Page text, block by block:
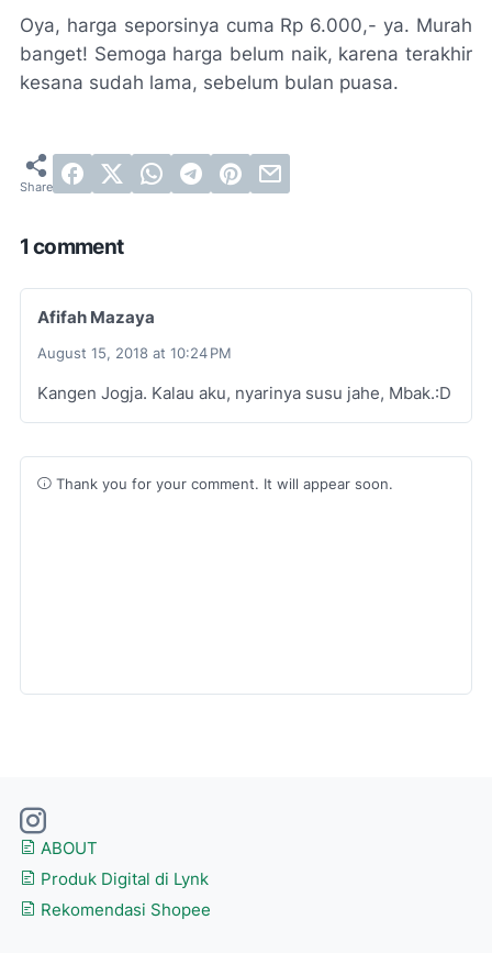
Oya, harga seporsinya cuma Rp 6.000,- ya. Murah
banget! Semoga harga belum naik, karena terakhir
kesana sudah lama, sebelum bulan puasa.
1 comment
Afifah Mazaya
August 15, 2018 at 10:24 PM
Kangen Jogja. Kalau aku, nyarinya susu jahe, Mbak.:D
Thank you for your comment. It will appear soon.
ABOUT
Produk Digital di Lynk
Rekomendasi Shopee